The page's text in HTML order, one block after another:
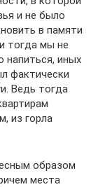
и не было
в памяти
тогда мы не
напиться, иных
фактически
Ведь тогда
из горла
образом
места